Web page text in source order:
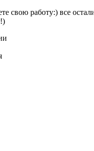
свою работу:) все